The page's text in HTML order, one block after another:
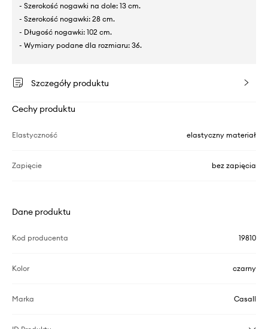
- Szerokość nogawki na dole: 13 cm.
- Szerokość nogawki: 28 cm.
- Długość nogawki: 102 cm.
- Wymiary podane dla rozmiaru: 36.
Szczegóły produktu
Cechy produktu
Elastyczność elastyczny materiał
Zapięcie bez zapięcia
Dane produktu
Kod producenta 19810
Kolor czarny
Marka Casall